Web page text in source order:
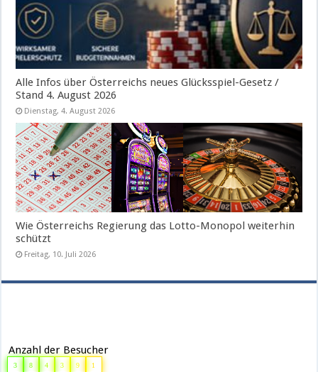
Alle Infos über Österreichs neues Glücksspiel-Gesetz /
Stand 4. August 2026
Dienstag, 4. August 2026
Wie Österreichs Regierung das Lotto-Monopol weiterhin
schützt
Freitag, 10. Juli 2026
Anzahl der Besucher
3 8 4 3 9 1